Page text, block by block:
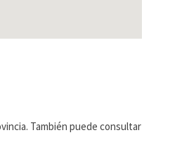
También puede consultar